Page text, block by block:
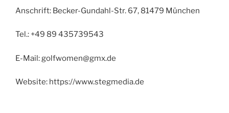
Anschrift: Becker-Gundahl-Str. 67, 81479 München
Tel.: +49 89 435739543
E-Mail: golfwomen@gmx.de
Website: https://www.stegmedia.de